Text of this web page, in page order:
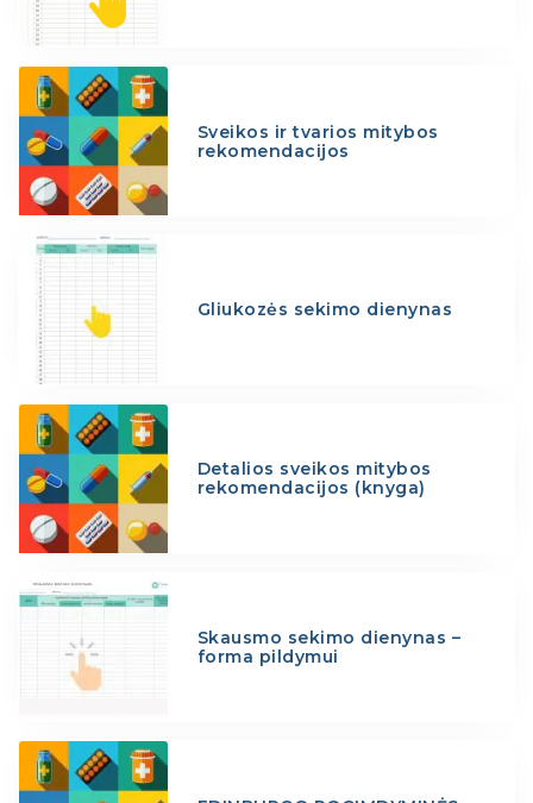
Sveikos ir tvarios mitybos
rekomendacijos
Gliukozės sekimo dienynas
Detalios sveikos mitybos
rekomendacijos (knyga)
Skausmo sekimo dienynas –
forma pildymui